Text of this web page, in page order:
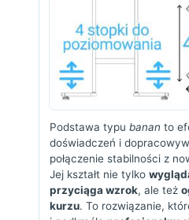
Podstawa typu banan to
doświadczeń i
połączenie stabilności z
Jej kształt nie tylko
przyciąga wzrok, ale też
kurzu. To rozwiązanie,